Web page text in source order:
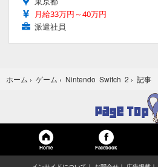
月給33万円～40万円
派遣社員
ホーム › ゲーム › Nintendo Switch 2 › 記事
Home Facebook